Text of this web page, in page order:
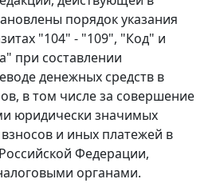
порядок указания
"104" - "109", "Код" и
при составлении
денежных средств в
в том числе за совершение
юридически значимых
и иных платежей в
Федерации,
органами.